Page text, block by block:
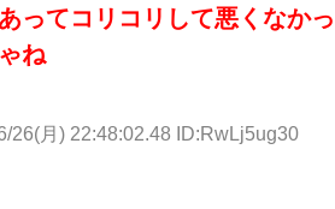
ってコリコリして悪くなか
ね
26(月) 22:48:02.48 ID:RwLj5ug30